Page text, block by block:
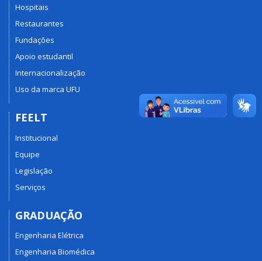
Hospitais
Restaurantes
Fundações
Apoio estudantil
Internacionalização
Uso da marca UFU
FEELT
Institucional
Equipe
Legislação
Serviços
GRADUAÇÃO
Engenharia Elétrica
Engenharia Biomédica